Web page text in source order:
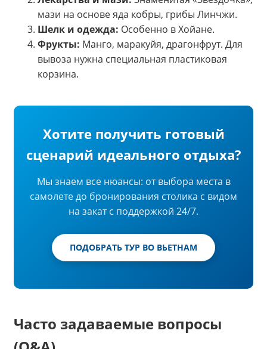
мази на основе яда кобры, грибы Линчжи.
Шелк и одежда: Особенно в Хойане.
Фрукты: Манго, маракуйя, драгонфрут. Для
вывоза нужна специальная пластиковая
корзина.
Хотите получить готовый
сценарий идеального отдыха?
Мы знаем все нюансы: от выбора места в
самолете до бронирования столика с видом
на закат с поддержкой 24/7.
ПОДОБРАТЬ ТУР ВО ВЬЕТНАМ
Часто задаваемые вопросы